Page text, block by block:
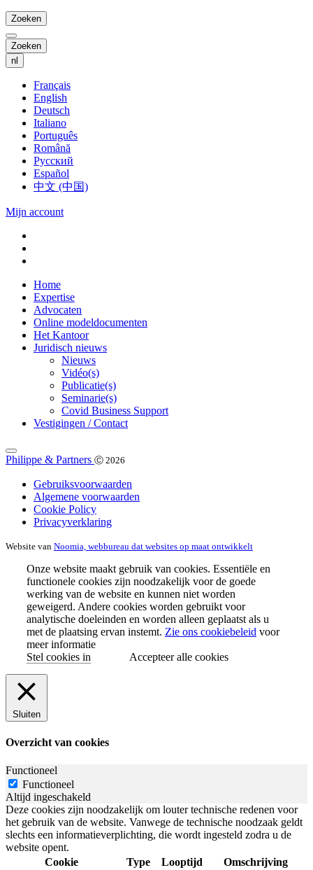
Zoeken
Zoeken
nl
Français
English
Deutsch
Italiano
Português
Română
Русский
Español
中文 (中国)
Mijn account
Home
Expertise
Advocaten
Online modeldocumenten
Het Kantoor
Juridisch nieuws
Nieuws
Vidéo(s)
Publicatie(s)
Seminarie(s)
Covid Business Support
Vestigingen / Contact
Philippe & Partners Ⓒ 2026
Gebruiksvoorwaarden
Algemene voorwaarden
Cookie Policy
Privacyverklaring
Website van Noomia, webbureau dat websites op maat ontwikkelt
Onze website maakt gebruik van cookies. Essentiële en
functionele cookies zijn noodzakelijk voor de goede
werking van de website en kunnen niet worden
geweigerd. Andere cookies worden gebruikt voor
analytische doeleinden en worden alleen geplaatst als u
met de plaatsing ervan instemt. Zie ons cookiebeleid voor
meer informatie
Stel cookies in
Accepteer alle cookies
Sluiten
Overzicht van cookies
Functioneel
Functioneel
Altijd ingeschakeld
Deze cookies zijn noodzakelijk om louter technische redenen voor
het gebruik van de website. Vanwege de technische noodzaak geldt
slechts een informatieverplichting, die wordt ingesteld zodra u de
website opent.
Cookie
Type Looptijd Omschrijving